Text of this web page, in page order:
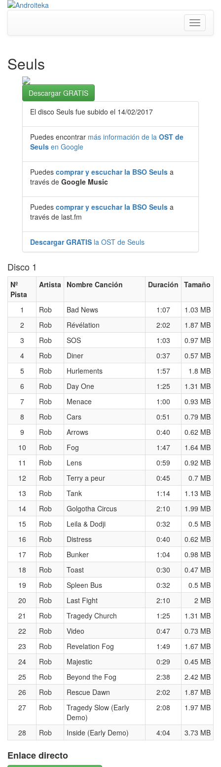
Toggle
Seuls
Descargar GRATIS
El disco Seuls fue subido el 14/02/2017
Puedes encontrar más información de la OST de
Seuls en Google
Puedes comprar y escuchar la BSO Seuls a
través de Google Music
Puedes comprar y escuchar la BSO Seuls a
través de last.fm
Descargar GRATIS la OST de Seuls
Disco 1
Nº
Pista
Artista Nombre Canción Duración Tamaño
1 Rob Bad News 1:07
1.03 MB
2
Rob Révélation 2:02
1.87 MB
3
Rob SOS 1:03
0.97 MB
4
Rob Diner 0:37
0.57 MB
5
Rob Hurlements 1:57
1.8 MB
6
Rob Day One 1:25
1.31 MB
7
Rob Menace 1:00
0.93 MB
8
Rob Cars 0:51
0.79 MB
9
Rob Arrows 0:40
0.62 MB
10
Rob Fog 1:47
1.64 MB
11
Rob Lens 0:59
0.92 MB
12
Rob Terry a peur 0:45
0.7 MB
13
Rob Tank 1:14
1.13 MB
14
Rob Golgotha Circus 2:10
1.99 MB
15
Rob Leila & Dodji 0:32
0.5 MB
16
Rob Distress 0:40
0.62 MB
17
Rob Bunker 1:04
0.98 MB
18
Rob Toast 0:30
0.47 MB
19
Rob Spleen Bus 0:32
0.5 MB
20
Rob Last Fight 2:10
2 MB
21
Rob Tragedy Church 1:25
1.31 MB
22
Rob Video 0:47
0.73 MB
23
Rob Revelation Fog 1:49
1.67 MB
24
Rob Majestic 0:29
0.45 MB
25
Rob Beyond the Fog 2:38
2.42 MB
26
Rob Rescue Dawn 2:02
1.87 MB
27
Rob
Tragedy Slow (Early
Demo)
2:08 1.97 MB
28 Rob Inside (Early Demo) 4:04 3.73 MB
Enlace directo